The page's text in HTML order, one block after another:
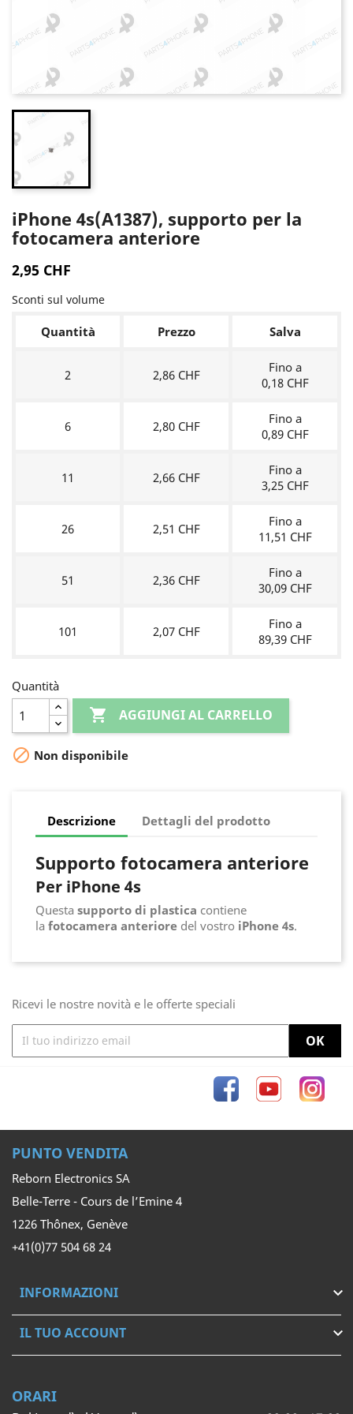
iPhone 4s(A1387), supporto per la
fotocamera anteriore
2,95 CHF
Sconti sul volume
Quantità Prezzo Salva
2 2,86 CHF
Fino a
0,18 CHF
6 2,80 CHF
Fino a
0,89 CHF
11 2,66 CHF
Fino a
3,25 CHF
26 2,51 CHF
Fino a
11,51 CHF
51 2,36 CHF
Fino a
30,09 CHF
101 2,07 CHF
Fino a
89,39 CHF
Quantità
 AGGIUNGI AL CARRELLO
 Non disponibile
Descrizione Dettagli del prodotto
Supporto fotocamera anteriore
Per iPhone 4s
Questa supporto di plastica contiene
la fotocamera anteriore del vostro iPhone 4s.
Ricevi le nostre novità e le offerte speciali
FacebookYouTube
PUNTO VENDITA
Reborn Electronics SA
Belle-Terre - Cours de l’Emine 4
1226 Thônex, Genève
+41(0)77 504 68 24
INFORMAZIONI 
IL TUO ACCOUNT 
ORARI